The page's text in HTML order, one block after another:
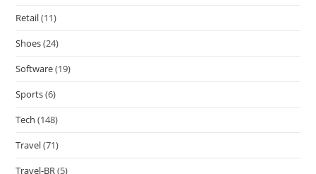
Retail(11)
Shoes(24)
Software(19)
Sports(6)
Tech (148)
Travel(71)
Travel-BR(5)